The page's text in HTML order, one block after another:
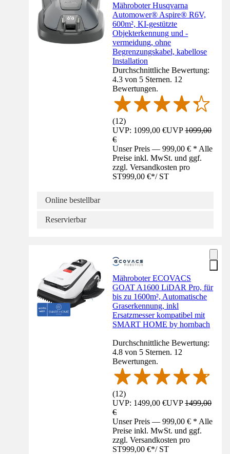
Mähroboter Husqvarna
Automower® Aspire® R6V,
600m², KI-gestützte
Objekterkennung und -
vermeidung, ohne
Begrenzungskabel, kabellose
Installation
Durchschnittliche Bewertung:
4.3 von 5 Sternen. 12
Bewertungen.
(12)
UVP: 1099,00 €UVP1099,00
€
Unser Preis — 999,00 € * Alle
Preise inkl. MwSt. und ggf.
zzgl. Versandkosten pro
ST999,00 €*/ ST
Online bestellbar
Reservierbar
Mähroboter ECOVACS
GOAT A1600 LiDAR Pro, für
bis zu 1600m², Automatische
Graserkennung, inkl
Ersatzmesser kompatibel mit
SMART HOME by hornbach
Durchschnittliche Bewertung:
4.8 von 5 Sternen. 12
Bewertungen.
(12)
UVP: 1499,00 €UVP1499,00
€
Unser Preis — 999,00 € * Alle
Preise inkl. MwSt. und ggf.
zzgl. Versandkosten pro
ST999,00 €*/ ST